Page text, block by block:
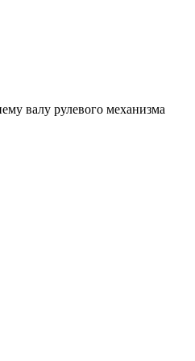
валу рулевого механизма